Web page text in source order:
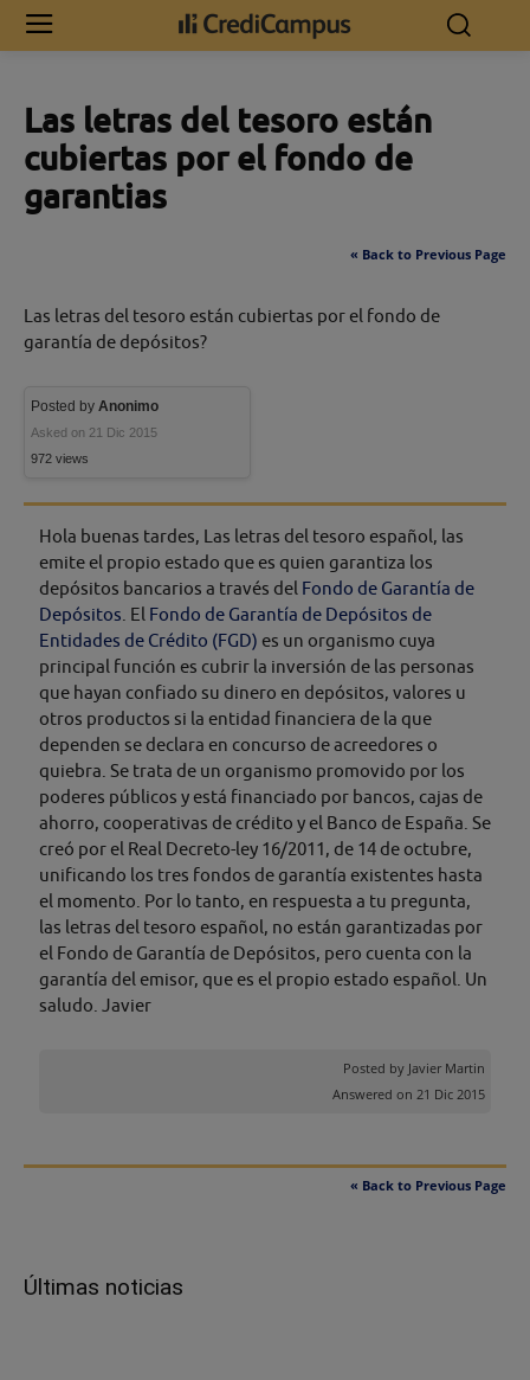
Inicio Las letras del tesoro están cubiertas por el fondo de garantias
Las letras del tesoro están
cubiertas por el fondo de
garantias
« Back to Previous Page
Las letras del tesoro están cubiertas por el fondo de
garantía de depósitos?
Posted by Anonimo
Asked on 21 Dic 2015
972 views
Hola buenas tardes, Las letras del tesoro español, las
emite el propio estado que es quien garantiza los
depósitos bancarios a través del Fondo de Garantía de
Depósitos . El Fondo de Garantía de Depósitos de
Entidades de Crédito (FGD) es un organismo cuya
principal función es cubrir la inversión de las personas
que hayan confiado su dinero en depósitos, valores u
otros productos si la entidad financiera de la que
dependen se declara en concurso de acreedores o
quiebra. Se trata de un organismo promovido por los
poderes públicos y está financiado por bancos, cajas de
ahorro, cooperativas de crédito y el Banco de España. Se
creó por el Real Decreto-ley 16/2011, de 14 de octubre,
unificando los tres fondos de garantía existentes hasta
el momento. Por lo tanto, en respuesta a tu pregunta,
las letras del tesoro español, no están garantizadas por
el Fondo de Garantía de Depósitos, pero cuenta con la
garantía del emisor, que es el propio estado español. Un
saludo. Javier
Posted by Javier Martin
Answered on 21 Dic 2015
« Back to Previous Page
Últimas noticias